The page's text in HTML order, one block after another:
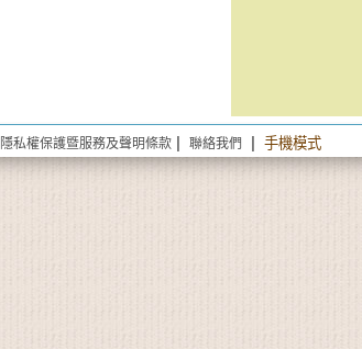
隱私權保護暨服務及聲明條款 | 聯絡我們 | 手機模式